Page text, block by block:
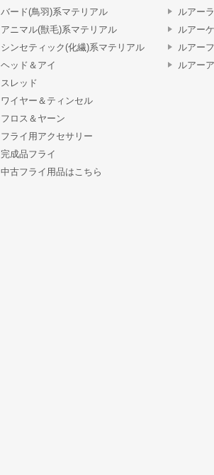
バード(鳥羽)系マテリアル
アニマル(獣毛)系マテリアル
シンセティック(化繊)系マテリアル
ヘッド＆アイ
スレッド
ワイヤー＆ティンセル
フロス＆ヤーン
フライ用アクセサリー
完成品フライ
中古フライ用品はこちら
ルアー
ルアー
ルアー
ルアー